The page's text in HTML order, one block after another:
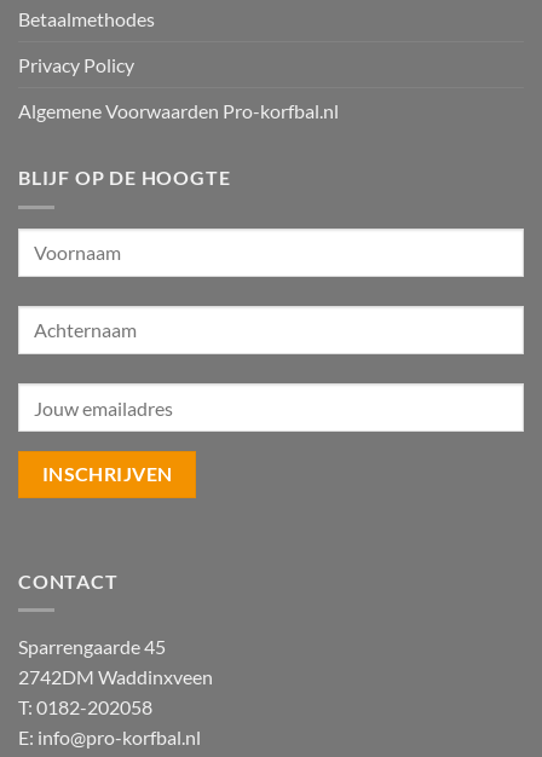
Betaalmethodes
Privacy Policy
Algemene Voorwaarden Pro-korfbal.nl
BLIJF OP DE HOOGTE
CONTACT
Sparrengaarde 45
2742DM Waddinxveen
T: 0182-202058
E: info@pro-korfbal.nl